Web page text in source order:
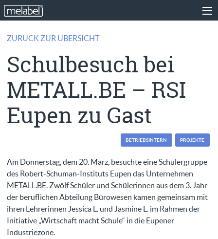
ZURÜCK ZUR ÜBERSICHT
Schulbesuch bei
METALL.BE – RSI
Eupen zu Gast
BETRIEBSINTERN PROJEKTE
Am Donnerstag, dem 20. März, besuchte eine Schülergruppe
des Robert-Schuman-Instituts Eupen das Unternehmen
METALL.BE. Zwölf Schüler und Schülerinnen aus dem 3. Jahr
der beruflichen Abteilung Bürowesen kamen gemeinsam mit
ihren Lehrerinnen Jessica L. und Jasmine L. im Rahmen der
Initiative „Wirtschaft macht Schule“ in die Eupener
Industriezone.